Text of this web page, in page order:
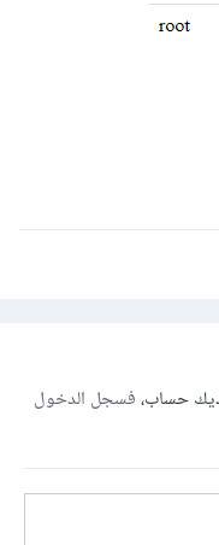
حساب،فسجل الدخول